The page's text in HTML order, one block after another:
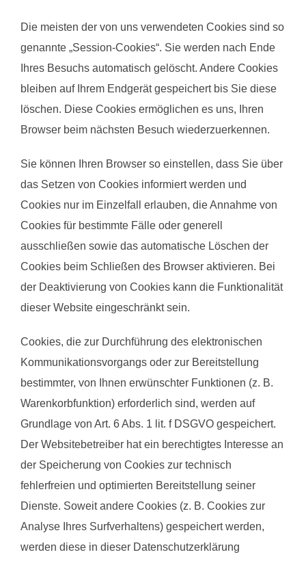
Die meisten der von uns verwendeten Cookies sind so
genannte „Session-Cookies“. Sie werden nach Ende
Ihres Besuchs automatisch gelöscht. Andere Cookies
bleiben auf Ihrem Endgerät gespeichert bis Sie diese
löschen. Diese Cookies ermöglichen es uns, Ihren
Browser beim nächsten Besuch wiederzuerkennen.
Sie können Ihren Browser so einstellen, dass Sie über
das Setzen von Cookies informiert werden und
Cookies nur im Einzelfall erlauben, die Annahme von
Cookies für bestimmte Fälle oder generell
ausschließen sowie das automatische Löschen der
Cookies beim Schließen des Browser aktivieren. Bei
der Deaktivierung von Cookies kann die Funktionalität
dieser Website eingeschränkt sein.
Cookies, die zur Durchführung des elektronischen
Kommunikationsvorgangs oder zur Bereitstellung
bestimmter, von Ihnen erwünschter Funktionen (z. B.
Warenkorbfunktion) erforderlich sind, werden auf
Grundlage von Art. 6 Abs. 1 lit. f DSGVO gespeichert.
Der Websitebetreiber hat ein berechtigtes Interesse an
der Speicherung von Cookies zur technisch
fehlerfreien und optimierten Bereitstellung seiner
Dienste. Soweit andere Cookies (z. B. Cookies zur
Analyse Ihres Surfverhaltens) gespeichert werden,
werden diese in dieser Datenschutzerklärung